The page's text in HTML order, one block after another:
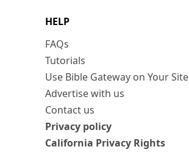
HELP
FAQs
Tutorials
Use Bible Gateway on Your Site
Advertise with us
Contact us
Privacy policy
California Privacy Rights